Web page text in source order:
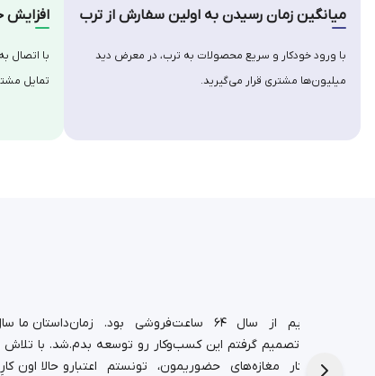
با اتصال
تمایل
میانگین زمان رسیدن به اولین سفارش از ترب
با ورود خودکار و سریع محصولات به ترب، در معرض دید
میلیون‌ها مشتری قرار می‌گیرید.
شد. با تلاش
شغل پدریم از سال ۶۴ ساعت‌فروشی بود. زمان
دانشجویی تصمیم گرفتم این کسب‌وکار رو توسعه بدم.
حالا در کنار مغازه‌های حضوریمون، تونستم اعتبار